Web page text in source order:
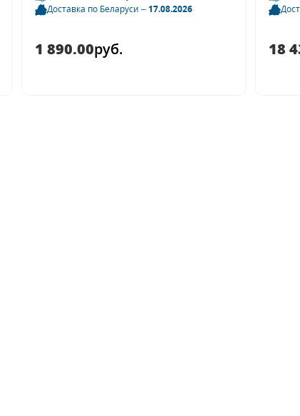
Доставка по Беларуси –17.08.2026
1 890.00руб. 18